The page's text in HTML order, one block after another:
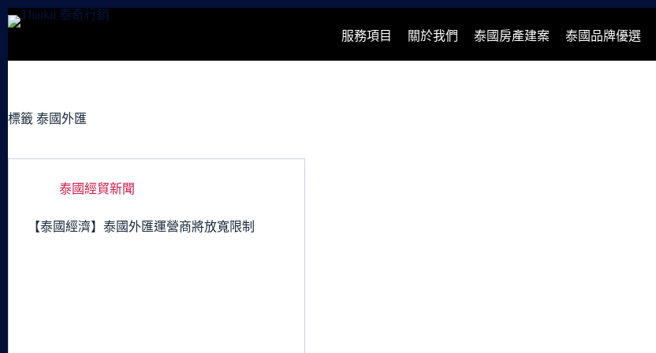
跳
容
服務項目 關於我們 泰國房產建案 泰國品牌優選
標籤 泰國外匯
泰國經貿新聞
【泰國經濟】泰國外匯運營商將放寬限制